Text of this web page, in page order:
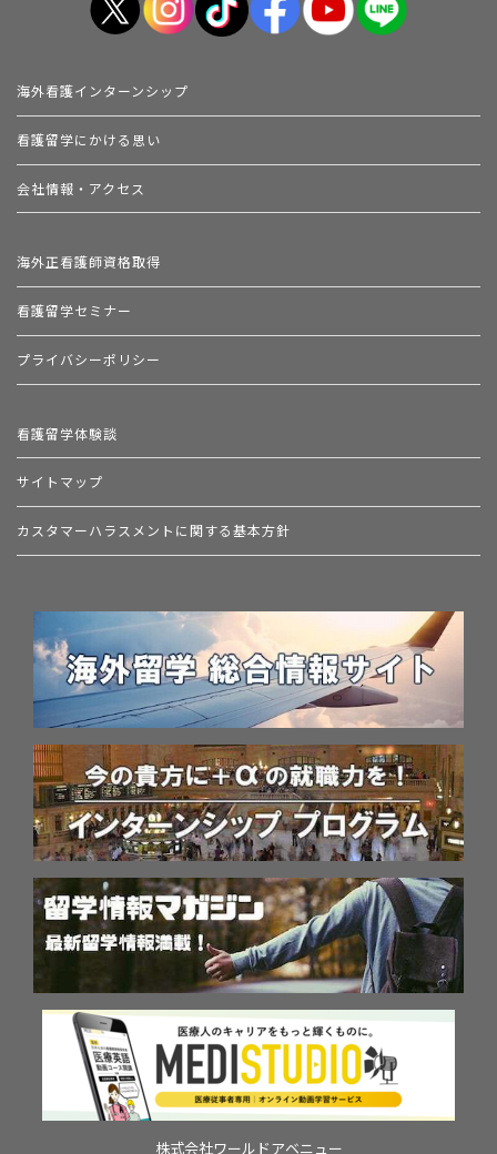
海外看護インターンシップ
看護留学にかける思い
会社情報・アクセス
海外正看護師資格取得
看護留学セミナー
プライバシーポリシー
看護留学体験談
サイトマップ
カスタマーハラスメントに関する基本方針
株式会社ワールドアベニュー